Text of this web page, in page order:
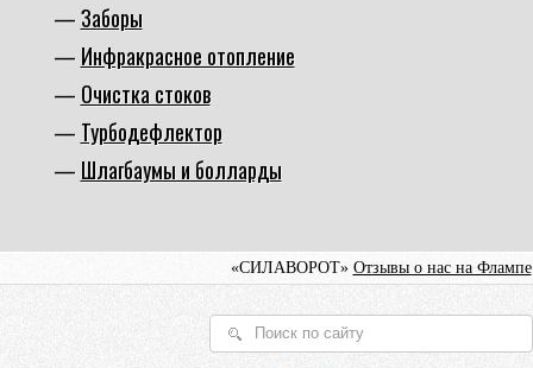
Заборы
Инфракрасное отопление
Очистка стоков
Турбодефлектор
Шлагбаумы и болларды
«СИЛАВОРОТ» Отзывы о нас на Флампе